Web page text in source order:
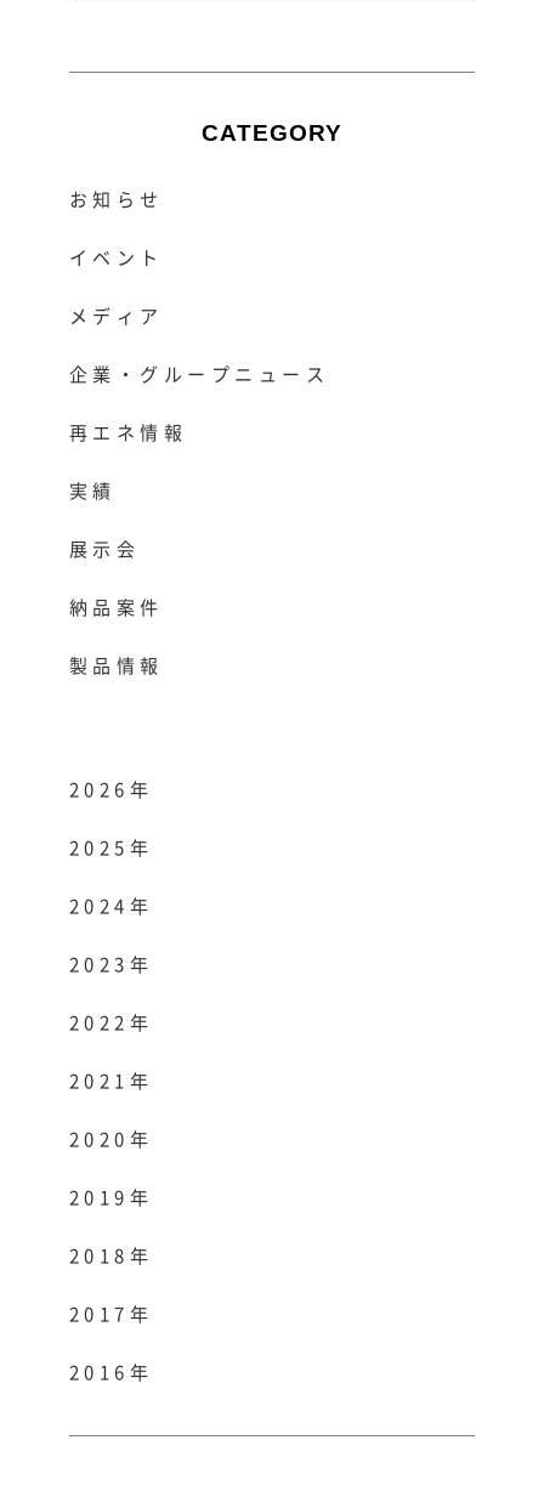
CATEGORY
お知らせ
イベント
メディア
企業・グループニュース
再エネ情報
実績
展示会
納品案件
製品情報
2026年
2025年
2024年
2023年
2022年
2021年
2020年
2019年
2018年
2017年
2016年